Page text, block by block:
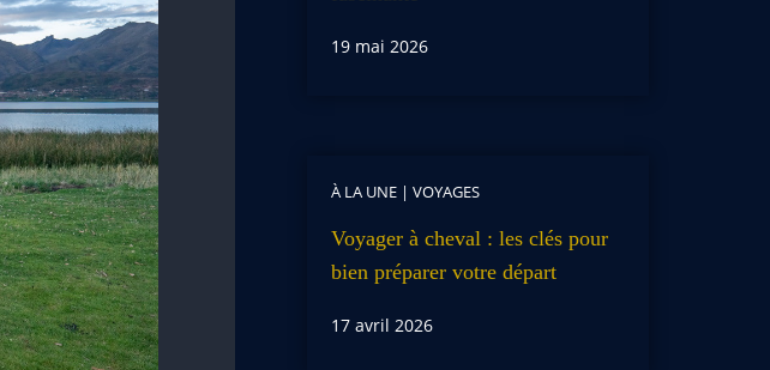
19 mai 2026
À LA UNE| VOYAGES
Voyager à cheval : les clés pour
bien préparer votre départ
17 avril 2026